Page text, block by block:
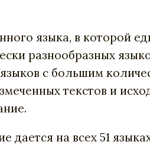
языка, в которой
разнообразных
с большим
текстов и
дается на всех 51